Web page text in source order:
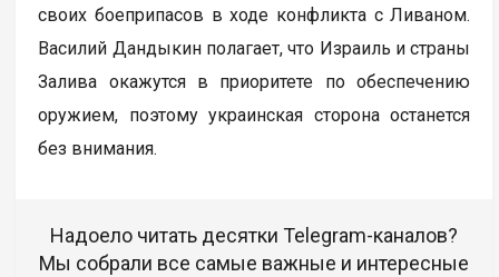
своих боеприпасов в ходе конфликта с Ливаном.
Василий Дандыкин полагает, что Израиль и страны
Залива окажутся в приоритете по обеспечению
оружием, поэтому украинская сторона останется
без внимания.
Надоело читать десятки Telegram-каналов?
Мы собрали все самые важные и интересные